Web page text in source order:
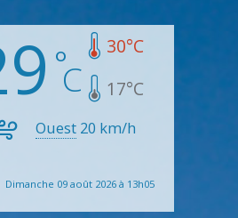
30°C
17°C
Ouest 20 km/h
Dimanche 09 août 2026 à 13h05